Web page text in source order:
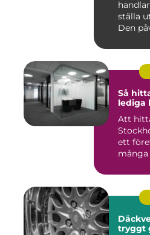
ställa
Den
Så
lediga
Att
ett
många
tryggt